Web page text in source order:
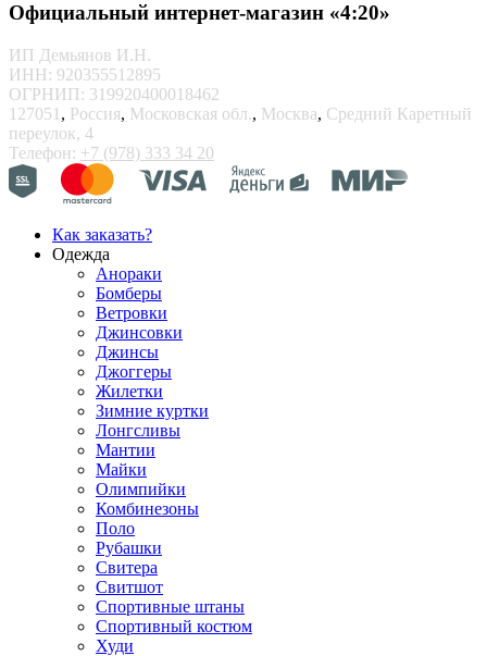
Официальный интернет-магазин «4:20»
ИП Демьянов И.Н.
ИНН: 920355512895
ОГРНИП: 319920400018462
127051 , Россия, Московская обл., Москва, Средний Каретный
переулок, 4
Телефон: +7 (978) 333 34 20
Как заказать?
Одежда
Анораки
Бомберы
Ветровки
Джинсовки
Джинсы
Джоггеры
Жилетки
Зимние куртки
Лонгсливы
Мантии
Майки
Олимпийки
Комбинезоны
Поло
Рубашки
Свитера
Свитшот
Спортивные штаны
Спортивный костюм
Худи